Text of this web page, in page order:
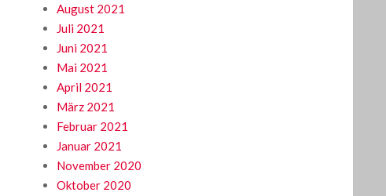
August 2021
Juli 2021
Juni 2021
Mai 2021
April 2021
März 2021
Februar 2021
Januar 2021
November 2020
Oktober 2020